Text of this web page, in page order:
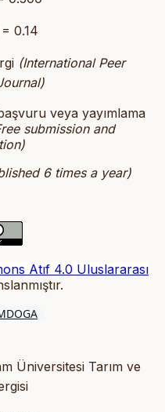
0.14
(International Peer
veya yayımlama
submission and
6 times a year)
Atıf 4.0 Uluslararası
.
Üniversitesi Tarım ve